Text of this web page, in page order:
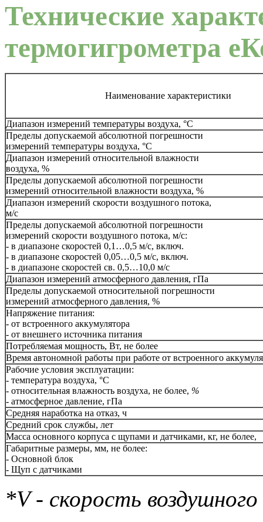
Технические
термогигрометра
Наименование характеристики
Диапазон измерений температуры воздуха, °C
Пределы допускаемой абсолютной погрешности
измерений температуры воздуха, °C
Диапазон измерений относительной влажности
воздуха, %
Пределы допускаемой абсолютной погрешности
измерений относительной влажности воздуха, %
Диапазон измерений скорости воздушного потока,
м/с
Пределы допускаемой абсолютной погрешности
измерений скорости воздушного потока, м/с:
- в диапазоне скоростей 0,1…0,5 м/с, включ.
- в диапазоне скоростей 0,05…0,5 м/с, включ.
- в диапазоне скоростей св. 0,5…10,0 м/с
Диапазон измерений атмосферного давления, гПа
Пределы допускаемой относительной погрешности
измерений атмосферного давления, %
Напряжение питания:
- от встроенного аккумулятора
- от внешнего источника питания
Потребляемая мощность, Вт, не более
Время автономной работы при работе от встроенного
Рабочие условия эксплуатации:
- температура воздуха, °C
- относительная влажность воздуха, не более, %
- атмосферное давление, гПа
Средняя наработка на отказ, ч
Средний срок службы, лет
Масса основного корпуса с щупами и датчиками, кг, не более,
Габаритные размеры, мм, не более:
- Основной блок
- Щуп с датчиками
*V - скорость